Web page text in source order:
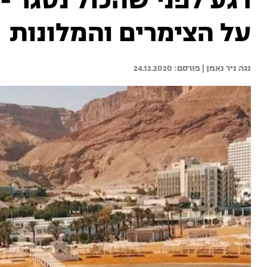
על הצימרים והמלונות
נגה ניר נאמן | 24.12.2020